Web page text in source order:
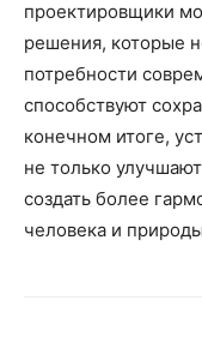
проектировщики
решения, которые
потребности
способствуют
конечном итоге,
не только
создать более
человека и